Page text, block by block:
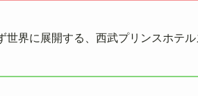
界に展開する、西武プリンスホテ